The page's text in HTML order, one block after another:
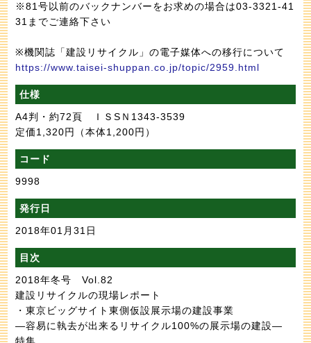
※81号以前のバックナンバーをお求めの場合は03-3321-41
31までご連絡下さい
※機関誌「建設リサイクル」の電子媒体への移行について
https://www.taisei-shuppan.co.jp/topic/2959.html
仕様
A4判・約72頁 ＩＳSＮ1343-3539
定価1,320円
（本体1,200円）
コード
9998
発行日
2018年01月31日
目次
2018年冬号 Vol.82
建設リサイクルの現場レポート
・東京ビッグサイト東側仮設展示場の建設事業
―容易に執去が出来るリサイクル100%の展示場の建設―